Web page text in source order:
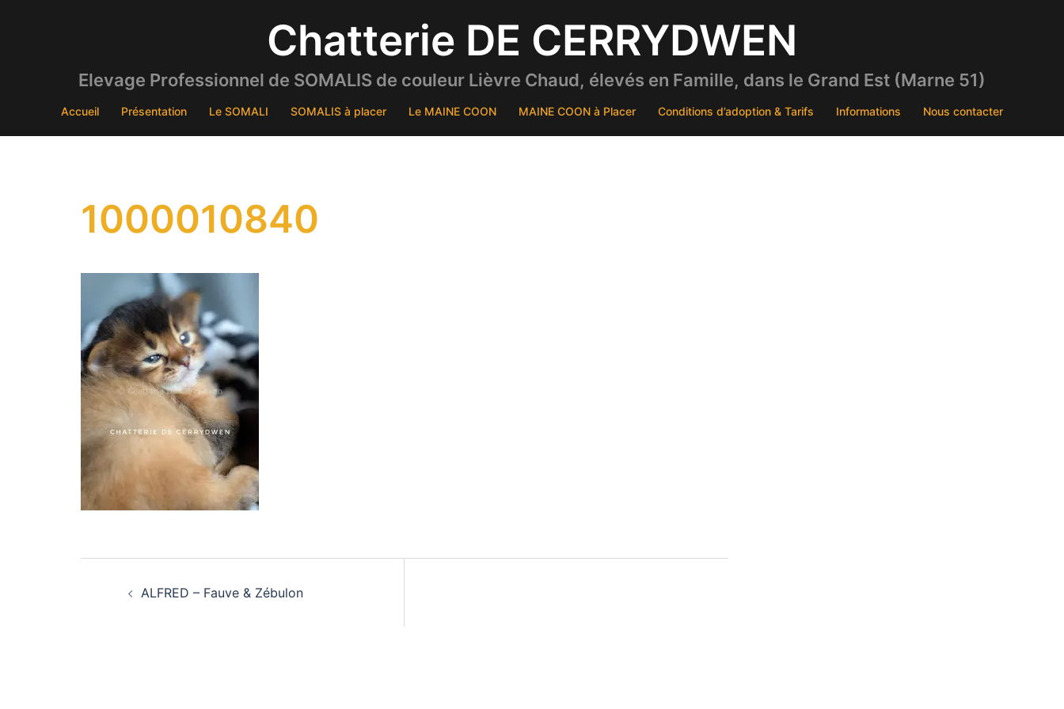
Chatterie DE CERRYDWEN
Elevage Professionnel de SOMALIS de couleur Lièvre Chaud, élevés en Famille, dans le Grand Est (Marne 51)
Accueil Présentation Le SOMALI SOMALIS à placer Le MAINE COON MAINE COON à Placer Conditions d’adoption & Tarifs Informations Nous contacter
1000010840
ALFRED – Fauve & Zébulon